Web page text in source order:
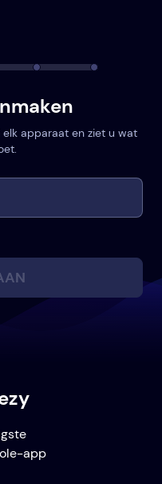
apparaat en ziet u wat
app